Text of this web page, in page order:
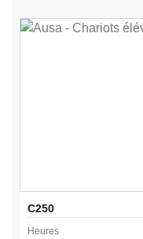
C250
Heures